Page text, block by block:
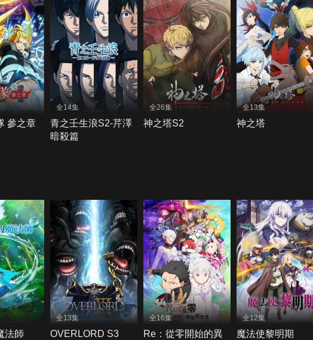
參之章
全14集
青之壬生浪S2-芹澤
暗殺篇
全26集
神之塔S2
全13集
神之塔
法師
全13集
OVERLORD S3
全16集
Re：從零開始的異
全12集
魔法使黎明期